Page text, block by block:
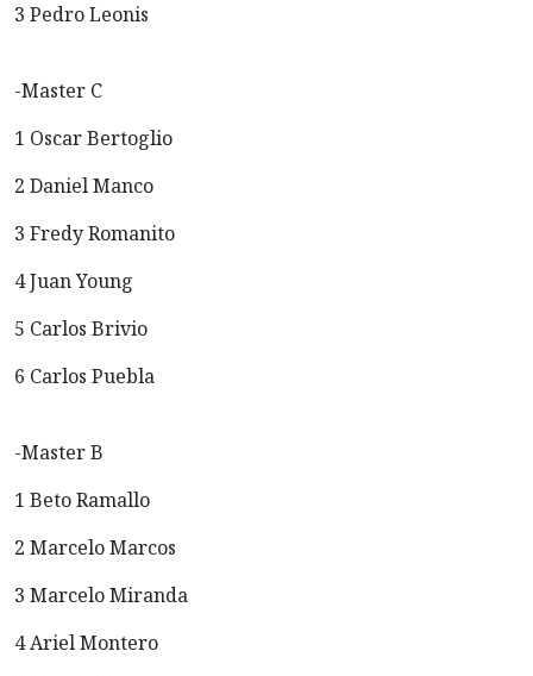
3 Pedro Leonis
-Master C
1 Oscar Bertoglio
2 Daniel Manco
3 Fredy Romanito
4 Juan Young
5 Carlos Brivio
6 Carlos Puebla
-Master B
1 Beto Ramallo
2 Marcelo Marcos
3 Marcelo Miranda
4 Ariel Montero